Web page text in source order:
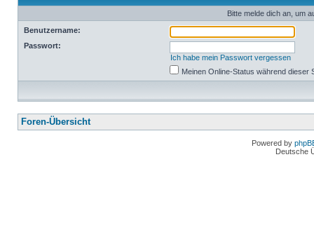
Bitte melde dich an, um
Benutzername:
Passwort:
Ich habe mein Passwort vergessen
Meinen Online-Status während dieser
Foren-Übersicht
Powered by
Deutsche